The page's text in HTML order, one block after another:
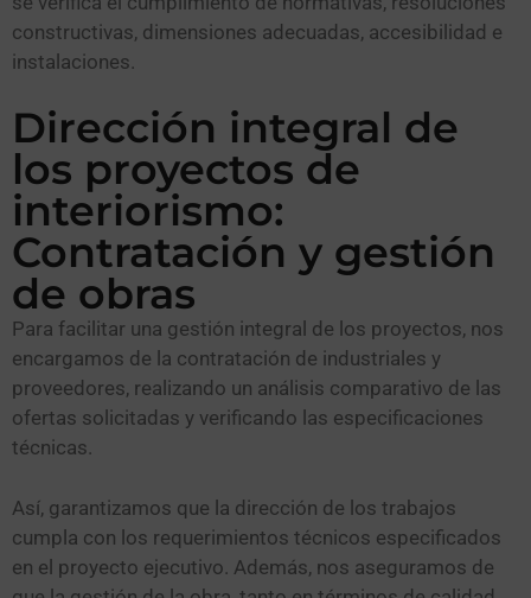
constructivas, dimensiones adecuadas, accesibilidad e
instalaciones.
Dirección integral de
los proyectos de
interiorismo:
Contratación y gestión
de obras
Para facilitar una gestión integral de los proyectos, nos
encargamos de la contratación de industriales y
proveedores, realizando un análisis comparativo de las
ofertas solicitadas y verificando las especificaciones
técnicas.
Así, garantizamos que la dirección de los trabajos
cumpla con los requerimientos técnicos especificados
en el proyecto ejecutivo. Además, nos aseguramos de